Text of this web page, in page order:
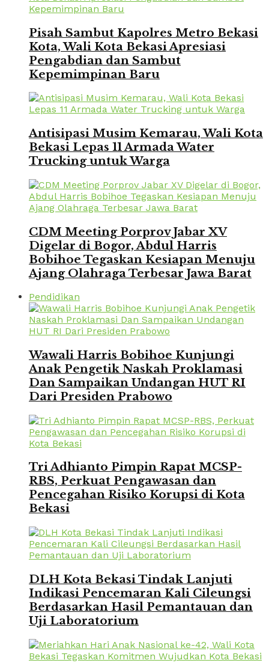
Pisah Sambut Kapolres Metro Bekasi
Kota, Wali Kota Bekasi Apresiasi
Pengabdian dan Sambut
Kepemimpinan Baru
Antisipasi Musim Kemarau, Wali Kota
Bekasi Lepas 11 Armada Water
Trucking untuk Warga
CDM Meeting Porprov Jabar XV
Digelar di Bogor, Abdul Harris
Bobihoe Tegaskan Kesiapan Menuju
Ajang Olahraga Terbesar Jawa Barat
Pendidikan
Wawali Harris Bobihoe Kunjungi
Anak Pengetik Naskah Proklamasi
Dan Sampaikan Undangan HUT RI
Dari Presiden Prabowo
Tri Adhianto Pimpin Rapat MCSP-
RBS, Perkuat Pengawasan dan
Pencegahan Risiko Korupsi di Kota
Bekasi
DLH Kota Bekasi Tindak Lanjuti
Indikasi Pencemaran Kali Cileungsi
Berdasarkan Hasil Pemantauan dan
Uji Laboratorium